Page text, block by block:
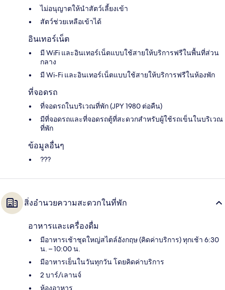
ไม่อนุญาตให้นำสัตว์เลี้ยงเข้า
สัตว์ช่วยเหลือเข้าได้
อินเทอร์เน็ต
มี WiFi และอินเทอร์เน็ตแบบใช้สายให้บริการฟรีในพื้นที่ส่วน
กลาง
มี Wi-Fi และอินเทอร์เน็ตแบบใช้สายให้บริการฟรีในห้องพัก
ที่จอดรถ
ที่จอดรถในบริเวณที่พัก (JPY 1980 ต่อคืน)
มีที่จอดรถและที่จอดรถตู้ที่สะดวกสำหรับผู้ใช้รถเข็นในบริเวณ
ที่พัก
ข้อมูลอื่นๆ
???
สิ่งอำนวยความสะดวกในที่พัก
อาหารและเครื่องดื่ม
มีอาหารเช้าชุดใหญ่สไตล์อังกฤษ (คิดค่าบริการ) ทุกเช้า 6:30
น. – 10:00 น.
มีอาหารเย็นในวันทุกวัน โดยคิดค่าบริการ
2 บาร์/เลานจ์
ห้องอาหาร